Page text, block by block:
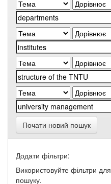
Почати новий пошук
Додати фільтри:
Використовуйте фільтри
пошуку.